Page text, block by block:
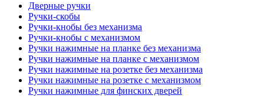
Дверные ручки
Ручки-скобы
Ручки-кнобы без механизма
Ручки-кнобы с механизмом
Ручки нажимные на планке без механизма
Ручки нажимные на планке с механизмом
Ручки нажимные на розетке без механизма
Ручки нажимные на розетке с механизмом
Ручки нажимные для финских дверей